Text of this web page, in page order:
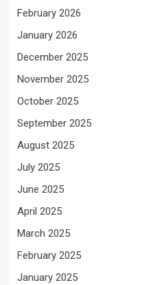
February 2026
January 2026
December 2025
November 2025
October 2025
September 2025
August 2025
July 2025
June 2025
April 2025
March 2025
February 2025
January 2025